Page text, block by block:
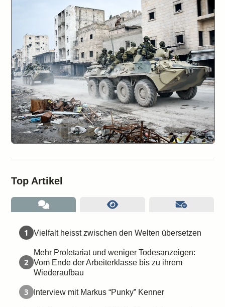
Top Artikel
1 Vielfalt heisst zwischen den Welten übersetzen
2
Mehr Proletariat und weniger Todesanzeigen:
Vom Ende der Arbeiterklasse bis zu ihrem
Wiederaufbau
3 Interview mit Markus “Punky” Kenner